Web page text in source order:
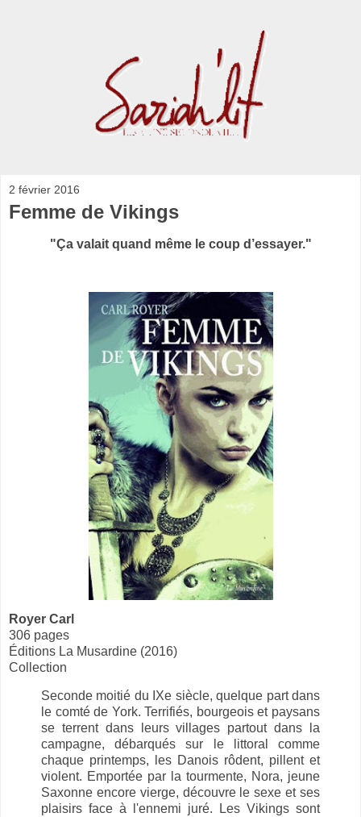
2 février 2016
Femme de Vikings
"Ça valait quand même le coup d’essayer."
Royer Carl
306 pages
Éditions La Musardine (2016)
Collection
Seconde moitié du IXe siècle, quelque part dans
le comté de York. Terrifiés, bourgeois et paysans
se terrent dans leurs villages partout dans la
campagne, débarqués sur le littoral comme
chaque printemps, les Danois rôdent, pillent et
violent. Emportée par la tourmente, Nora, jeune
Saxonne encore vierge, découvre le sexe et ses
plaisirs face à l'ennemi juré. Les Vikings sont